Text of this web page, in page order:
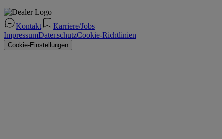
Kontakt
Karriere/Jobs
ImpressumDatenschutzCookie-Richtlinien
Cookie-Einstellungen